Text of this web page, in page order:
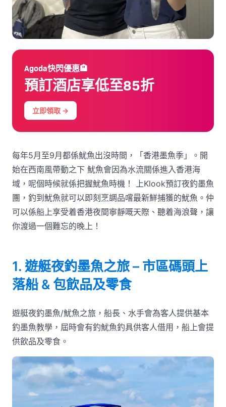
Agoda快閃優惠🏨
預訂酒店享低至85折
立即領取 →
每年5月至9月都係魷魚出沒時間，「香港墨魚季」。開
始在西南風帶動之下 魷魚會因為水流關係進入香港海
域，呢個時候就係把握魷魚時機！ 上Klook預訂夜釣墨魚
團，釣到魷魚就可以即刻烹調品嚐最新鮮捕獲的魷魚。仲
可以係船上享受着香港夜間寧靜嘅天際、聽着海浪聲，讓
你渡過一個難忘的晚上！
1. 遊艇夜釣墨魚之旅 – 市區碼頭上
落船 & 包飲品及零食
遊艇夜釣墨魚/魷魚之旅，船長、水手會為客人提供基本
釣墨魚教學，屆時會有釣魷魚釣具供客人借用，船上會提
供飲品及零食。